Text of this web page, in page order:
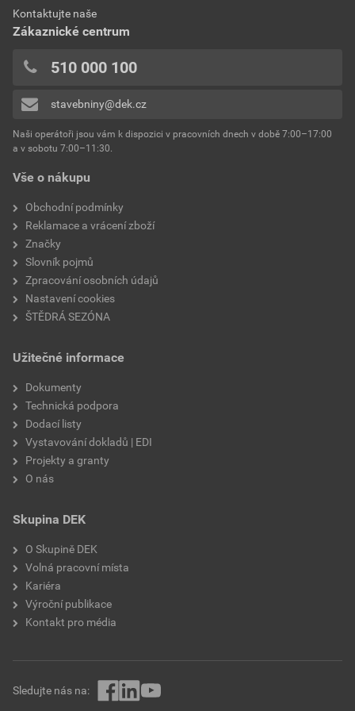
Dokumenty výrobce
Environmentální prohlášení výrobku
Stáhnout
Velikost
výrobce
typ
reakce na oheň
součinitel tepelné vodivosti0,8 W/mK
teplota zpracování
hmotnost
typ výrobku
faktor difuzního odporu
materiálová báze
Přidávat hodnocení může pouze přihlášený uživatel.
Vše o nákupu
Obchodní podmínky
Reklamace a vrácení zboží
Značky
Slovník pojmů
Zpracování osobních údajů
Nastavení cookies
ŠTĚDRÁ SEZÓNA
Užitečné informace
Dokumenty
Technická podpora
Dodací listy
Vystavování dokladů | EDI
Projekty a granty
O nás
Skupina DEK
O Skupině DEK
Volná pracovní místa
Kariéra
Výroční publikace
Kontakt pro média
Kontaktujte naše
Zákaznické centrum
510 000 100
stavebniny@dek.cz
Naši operátoři jsou vám k dispozici v pracovních dnech v době 7:00–17:00
a v sobotu 7:00–11:30.
Sledujte nás na: